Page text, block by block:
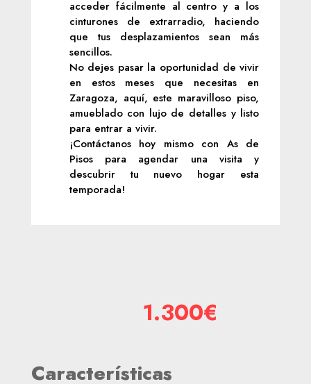
acceder fácilmente al centro y a los
cinturones de extrarradio, haciendo
que tus desplazamientos sean más
sencillos.
No dejes pasar la oportunidad de vivir
en estos meses que necesitas en
Zaragoza, aquí, este maravilloso piso,
amueblado con lujo de detalles y listo
para entrar a vivir.
¡Contáctanos hoy mismo con As de
Pisos para agendar una visita y
descubrir tu nuevo hogar esta
temporada!
1.300€
Características